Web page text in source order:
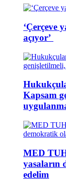
‘Çerçeve
açıyor’
Kapsam
MED
yasaların
edelim